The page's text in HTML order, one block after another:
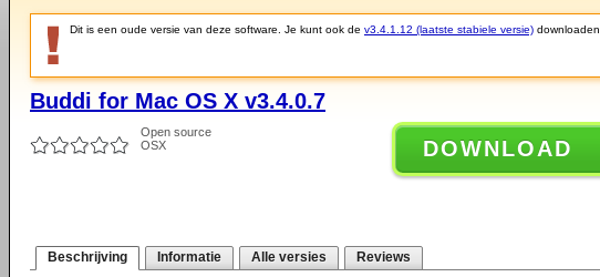
Dit is een oude versie van deze software. Je kunt ook de v3.4.1.12 (laatste stabiele versie) downloaden.
Buddi for Mac OS X v3.4.0.7
Open source
OSX
DOWNLOAD
Beschrijving Informatie Alle versies Reviews